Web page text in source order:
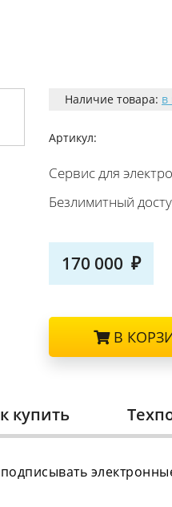
Наличие товара: в
Артикул:
Cервис для
Безлимитный
170 000
В
купить